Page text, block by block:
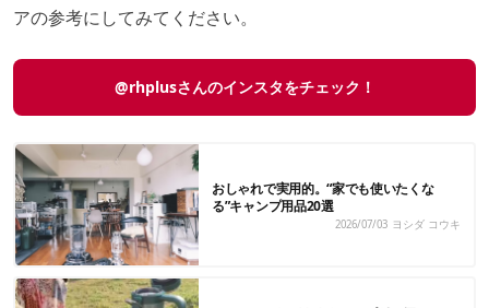
アの参考にしてみてください。
@rhplusさんのインスタをチェック！
おしゃれで実用的。“家でも使いたくな
る”キャンプ用品20選
2026/07/03 ヨシダ コウキ